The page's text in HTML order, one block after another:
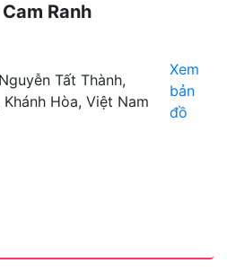
Ranh
Tất Thành,
Hòa, Việt Nam
Xem
bản
đồ